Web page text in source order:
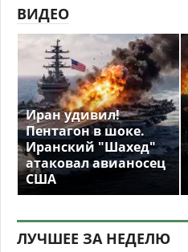
ВИДЕО
Иран удивил!
Пентагон в шоке.
Иранский "Шахед"
атаковал авианосец
США
ЛУЧШЕЕ ЗА НЕДЕЛЮ